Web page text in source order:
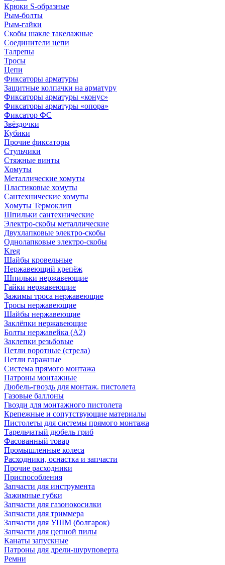
Крюки S-образные
Рым-болты
Рым-гайки
Скобы шакле такелажные
Соединители цепи
Талрепы
Тросы
Цепи
Фиксаторы арматуры
Защитные колпачки на арматуру
Фиксаторы арматуры «конус»
Фиксаторы арматуры «опора»
Фиксатор ФС
Звёздочки
Кубики
Прочие фиксаторы
Стульчики
Стяжные винты
Хомуты
Металлические хомуты
Пластиковые хомуты
Сантехнические хомуты
Хомуты Термоклип
Шпильки сантехнические
Электро-скобы металлические
Двухлапковые электро-скобы
Однолапковые электро-скобы
Kreg
Шайбы кровельные
Нержавеющий крепёж
Шпильки нержавеющие
Гайки нержавеющие
Зажимы троса нержавеющие
Тросы нержавеющие
Шайбы нержавеющие
Заклёпки нержавеющие
Болты нержавейка (А2)
Заклепки резьбовые
Петли воротные (стрела)
Петли гаражные
Система прямого монтажа
Патроны монтажные
Дюбель-гвоздь для монтаж. пистолета
Газовые баллоны
Гвозди для монтажного пистолета
Крепежные и сопутствующие материалы
Пистолеты для системы прямого монтажа
Тарельчатый дюбель гриб
Фасованный товар
Промышленные колеса
Расходники, оснастка и запчасти
Прочие расходники
Приспособления
Запчасти для инструмента
Зажимные губки
Запчасти для газонокосилки
Запчасти для триммера
Запчасти для УШМ (болгарок)
Запчасти для цепной пилы
Канаты запускные
Патроны для дрели-шуруповерта
Ремни